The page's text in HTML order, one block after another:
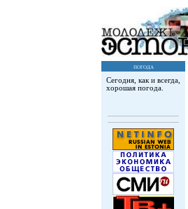
погода
Сегодня, как и всегда,
хорошая погода.